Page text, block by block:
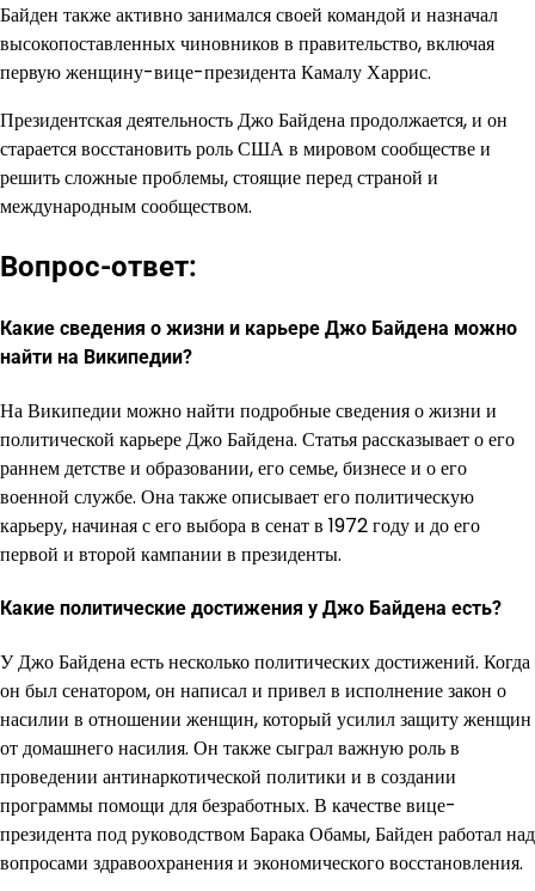
Байден также активно занимался своей командой и назначал
высокопоставленных чиновников в правительство, включая
первую женщину-вице-президента Камалу Харрис.
Президентская деятельность Джо Байдена продолжается, и он
старается восстановить роль США в мировом сообществе и
решить сложные проблемы, стоящие перед страной и
международным сообществом.
Вопрос-ответ:
Какие сведения о жизни и карьере Джо Байдена можно
найти на Википедии?
На Википедии можно найти подробные сведения о жизни и
политической карьере Джо Байдена. Статья рассказывает о его
раннем детстве и образовании, его семье, бизнесе и о его
военной службе. Она также описывает его политическую
карьеру, начиная с его выбора в сенат в 1972 году и до его
первой и второй кампании в президенты.
Какие политические достижения у Джо Байдена есть?
У Джо Байдена есть несколько политических достижений. Когда
он был сенатором, он написал и привел в исполнение закон о
насилии в отношении женщин, который усилил защиту женщин
от домашнего насилия. Он также сыграл важную роль в
проведении антинаркотической политики и в создании
программы помощи для безработных. В качестве вице-
президента под руководством Барака Обамы, Байден работал над
вопросами здравоохранения и экономического восстановления.